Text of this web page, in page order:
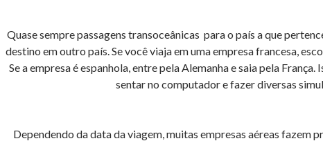
Quase sempre passagens transoceânicas para o país a que
destino em outro país. Se você viaja em uma empresa francesa,
Se a empresa é espanhola, entre pela Alemanha e saia pela
sentar no computador e fazer diversas
Dependendo da data da viagem, muitas empresas aéreas fazem